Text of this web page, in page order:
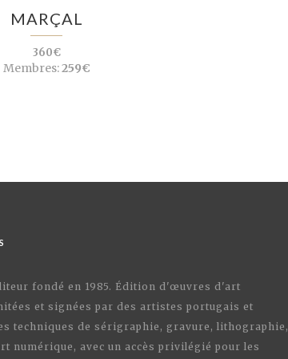
MARÇAL
360€
Membres:259€
fondé en 1985. Édition d'œuvres d'art
et signées par des artistes portugais et
techniques de sérigraphie, gravure, lithographie,
numérique, avec un accès privilégié pour les